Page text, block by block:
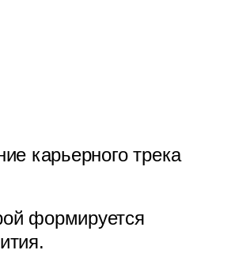
карьерного трека
формируется